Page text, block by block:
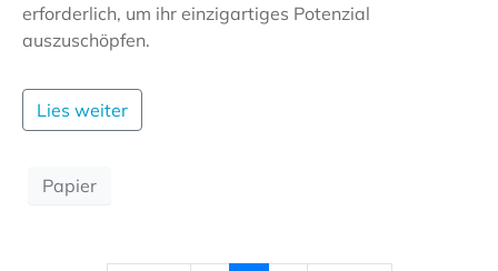
erforderlich, um ihr einzigartiges Potenzial
auszuschöpfen.
Lies weiter
Papier